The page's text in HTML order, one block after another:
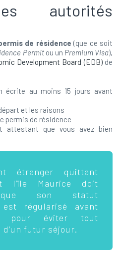
autorités
de résidence (que ce soit
Permitou un Premium Visa),
Development Board (EDB)de
écrite au moins 15 jours avant
et les raisons
permis de résidence
attestant que vous avez bien
étranger quittant
l’île Maurice doit
que son statut
est régularisé avant
pour éviter tout
futur séjour.